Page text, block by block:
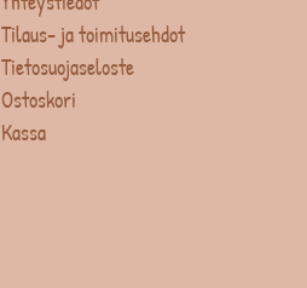
Tilaus- ja toimitusehdot
Tietosuojaseloste
Ostoskori
Kassa